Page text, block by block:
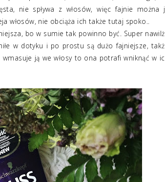
nie spływa z włosów, więc fajnie można
włosów, nie obciąża ich także tutaj spoko..
bo w sumie tak powinno być. Super
w dotyku i po prostu są dużo fajniejsze,
ją we włosy to ona potrafi wniknąć w